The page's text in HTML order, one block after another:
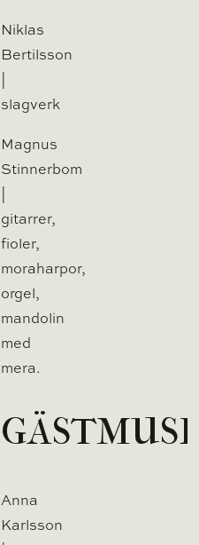
Niklas
Bertilsson
slagverk
Magnus
Stinnerbom
gitarrer,
fioler,
moraharpor,
orgel,
mandolin
med
mera.
Anna
Karlsson